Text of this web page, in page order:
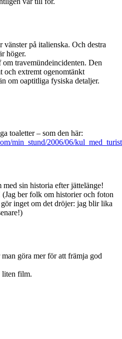
vänster på italienska. Och destra
höger.
travemündeincidenten. Den
och extremt ogenomtänkt
om oaptitliga fysiska detaljer.
toaletter – som den här:
min_stund/2006/06/
sin historia efter jättelänge!
ber folk om historier och foton
inget om det dröjer: jag blir lika
göra mer för att främja god
liten film.